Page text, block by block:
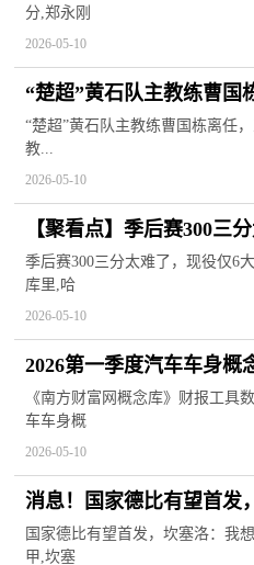
分,郑永刚
2026-05-10
“楚超”黄石队主教练曹国
佳话 焦点快看
“楚超”黄石队主教练曹国栋离任
教...
2026-05-10
【聚看点】季后赛300三
人拿4冠，仅1人至今无冠
季后赛300三分太难了，现役仅6
库里,哈
2026-05-10
2026第一季度汽车车身概
TOP20
《南方财富网概念库》财报工具
车车身概
2026-05-10
消息！国家德比有望首发
冠军，这是我的目标
国家德比有望首发，坎塞洛：我
甲,坎塞